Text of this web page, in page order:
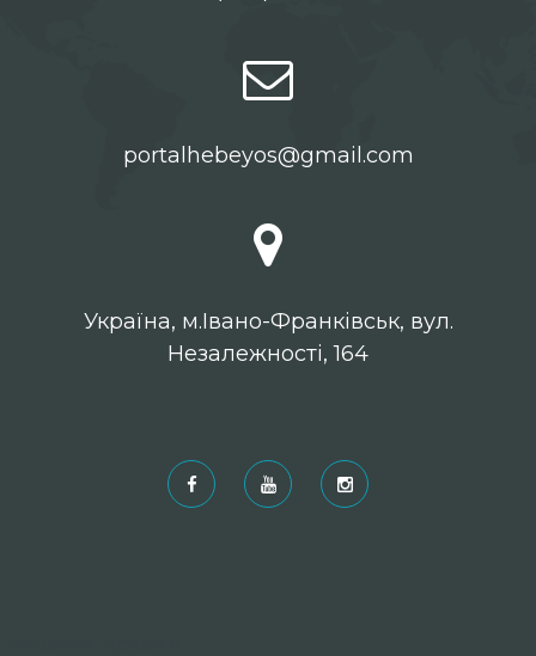
portalhebeyos@gmail.com
Українa, м.Івано-Франківськ, вул.
Незалежності, 164